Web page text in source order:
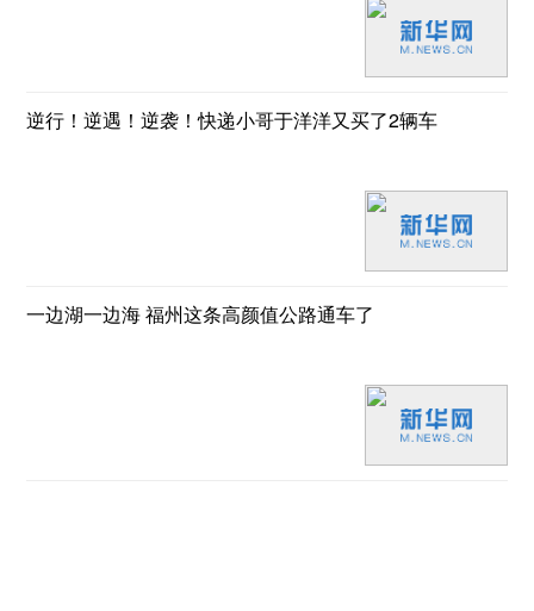
逆行！逆遇！逆袭！快递小哥于洋洋又买了2辆车
一边湖一边海 福州这条高颜值公路通车了